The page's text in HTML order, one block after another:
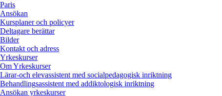
Paris
Ansökan
Kursplaner och policyer
Deltagare berättar
Bilder
Kontakt och adress
Yrkeskurser
Om Yrkeskurser
Lärar-och elevassistent med socialpedagogisk inriktning
Behandlingsassistent med addiktologisk inriktning
Ansökan yrkeskurser